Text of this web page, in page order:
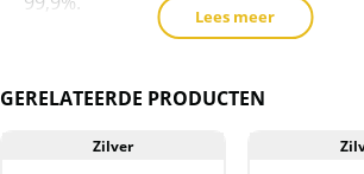
De munten verschijnen in een oplage
Levering
Munten worden in een plastic gripzakje
Lees meer
GERELATEERDE PRODUCTEN
Zilver